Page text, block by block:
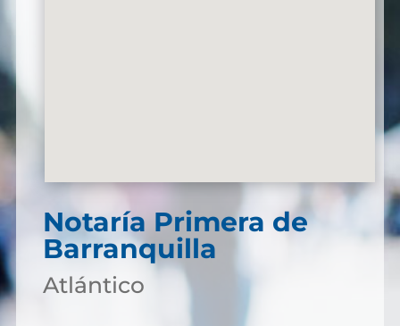
Notaría Primera de
Barranquilla
Atlántico